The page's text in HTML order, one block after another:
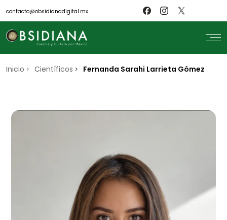
contacto@obsidianadigital.mx
search
Científicos
Inicio Científicos Fernanda Sarahi Larrieta Gómez